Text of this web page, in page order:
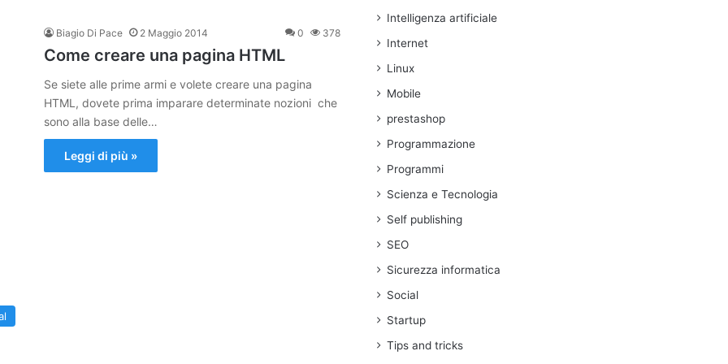
Biagio Di Pace 2 Maggio 2014 0 378
Come creare una pagina HTML
Se siete alle prime armi e volete creare una pagina
HTML, dovete prima imparare determinate nozioni che
sono alla base delle…
Leggi di più »
Intelligenza artificiale
Internet
Linux
Mobile
prestashop
Programmazione
Programmi
Scienza e Tecnologia
Self publishing
SEO
Sicurezza informatica
Social
Startup
Tips and tricks